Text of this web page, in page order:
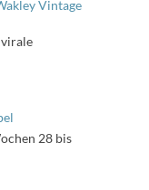
28 bis